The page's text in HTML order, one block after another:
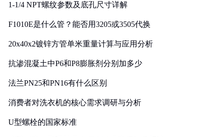
1-1/4 NPT螺纹参数及底孔尺寸详解
F1010E是什么管？能否用3205或3505代换
20x40x2镀锌方管单米重量计算与应用分析
抗渗混凝土中P6和P8膨胀剂分别加多少
法兰PN25和PN16有什么区别
消费者对洗衣机的核心需求调研与分析
U型螺栓的国家标准